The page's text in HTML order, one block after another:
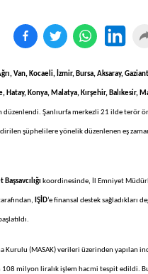
Van, Kocaeli, İzmir, Bursa, Aksaray,
Hatay, Konya, Malatya, Kırşehir, Balıkesir,
düzenlendi. Şanlıurfa merkezli 21 ilde terör
şüphelilere yönelik düzenlenen eş
koordinesinde, İl Emniyet
IŞİD’e finansal destek sağladıkları
Kurulu (MASAK) verileri üzerinden yapılan
108 milyon liralık işlem hacmi tespit edildi.